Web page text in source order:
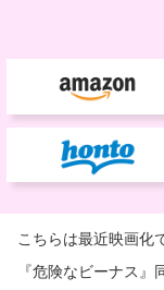
こちらは最近映画化
『危険なビーナス